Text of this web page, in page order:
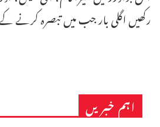
رکھیں اگلی بار جب میں تبصرہ کرنے
اہم خبریں